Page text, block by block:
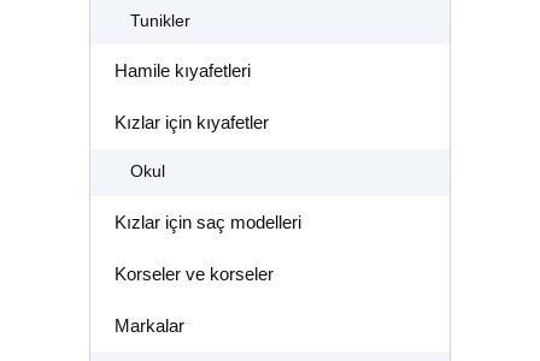
Tunikler
Hamile kıyafetleri
Kızlar için kıyafetler
Okul
Kızlar için saç modelleri
Korseler ve korseler
Markalar